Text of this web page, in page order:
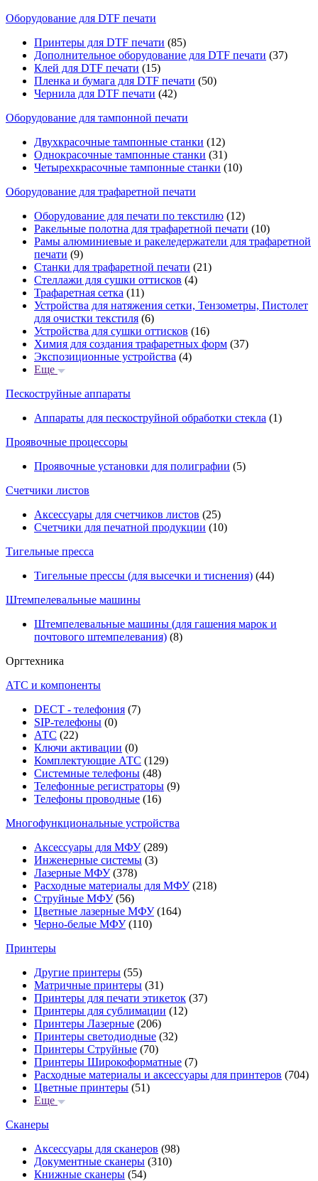
Оборудование для DTF печати
Принтеры для DTF печати (85)
Дополнительное оборудование для DTF печати (37)
Клей для DTF печати (15)
Пленка и бумага для DTF печати (50)
Чернила для DTF печати (42)
Оборудование для тампонной печати
Двухкрасочные тампонные станки (12)
Однокрасочные тампонные станки (31)
Четырехкрасочные тампонные станки (10)
Оборудование для трафаретной печати
Оборудование для печати по текстилю (12)
Ракельные полотна для трафаретной печати (10)
Рамы алюминиевые и ракеледержатели для трафаретной
печати (9)
Станки для трафаретной печати (21)
Стеллажи для сушки оттисков (4)
Трафаретная сетка (11)
Устройства для натяжения сетки, Тензометры, Пистолет
для очистки текстиля (6)
Устройства для сушки оттисков (16)
Химия для создания трафаретных форм (37)
Экспозиционные устройства (4)
Еще
Пескоструйные аппараты
Аппараты для пескоструйной обработки стекла (1)
Проявочные процессоры
Проявочные установки для полиграфии (5)
Счетчики листов
Аксессуары для счетчиков листов (25)
Счетчики для печатной продукции (10)
Тигельные пресса
Тигельные прессы (для высечки и тиснения) (44)
Штемпелевальные машины
Штемпелевальные машины (для гашения марок и
почтового штемпелевания) (8)
Оргтехника
АТС и компоненты
DECT - телефония (7)
SIP-телефоны (0)
АТС (22)
Ключи активации (0)
Комплектующие АТС (129)
Системные телефоны (48)
Телефонные регистраторы (9)
Телефоны проводные (16)
Многофункциональные устройства
Аксессуары для МФУ(289)
Инженерные системы (3)
Лазерные МФУ(378)
Расходные материалы для МФУ(218)
Струйные МФУ(56)
Цветные лазерные МФУ(164)
Черно-белые МФУ(110)
Принтеры
Другие принтеры (55)
Матричные принтеры (31)
Принтеры для печати этикеток (37)
Принтеры для сублимации (12)
Принтеры Лазерные (206)
Принтеры светодиодные (32)
Принтеры Струйные (70)
Принтеры Широкоформатные (7)
Расходные материалы и аксессуары для принтеров (704)
Цветные принтеры (51)
Еще
Сканеры
Аксессуары для сканеров (98)
Документные сканеры (310)
Книжные сканеры (54)